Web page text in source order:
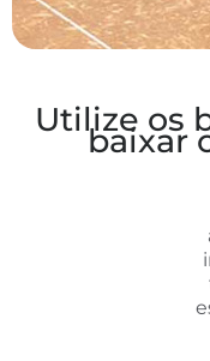
Utilize os
baixar